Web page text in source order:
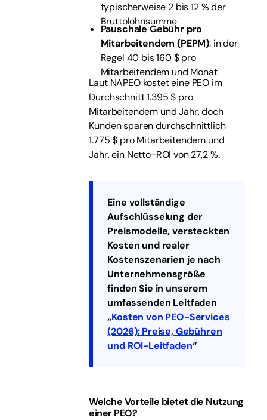
typischerweise 2 bis 12 % der
Bruttolohnsumme
Pauschale Gebühr pro
Mitarbeitendem (PEPM): in der
Regel 40 bis 160 $ pro
Mitarbeitendem und Monat
Laut NAPEO kostet eine PEO im
Durchschnitt 1.395 $ pro
Mitarbeitendem und Jahr, doch
Kunden sparen durchschnittlich
1.775 $ pro Mitarbeitendem und
Jahr, ein Netto-ROI von 27,2 %.
Eine vollständige
Aufschlüsselung der
Preismodelle, versteckten
Kosten und realer
Kostenszenarien je nach
Unternehmensgröße
finden Sie in unserem
umfassenden Leitfaden
„Kosten von PEO-Services
(2026): Preise, Gebühren
und ROI-Leitfaden“
Welche Vorteile bietet die Nutzung
einer PEO?